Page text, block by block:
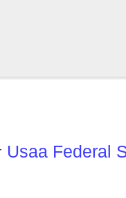
Usaa Federal